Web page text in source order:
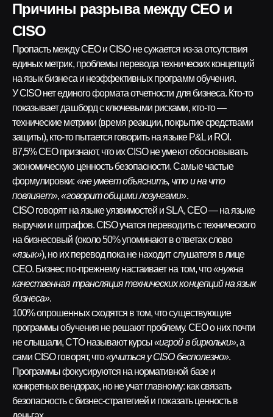
Причины разрыва между CEO и
CISO
Пропасть между CEO и CISO не сужается из-за отсутствия
единых метрик, проблемы перевода технических концепций
на язык бизнеса и неэффективных программ обучения.
У CISO нет единого формата отчетности для бизнеса. Кто-то
показывает дашборд с ключевыми рисками, кто-то —
технические метрики (время реакции, покрытие средствами
защиты), кто-то пытается говорить на языке P&L и ROI.
87,5% CEO признают, что их CISO не умеют обосновывать
экономическую ценность безопасности. Самые частые
формулировки: «не умеет объяснить, что и на что
повлияет»,«говорит общими лозунгами».
CISO говорят на языке уязвимостей и SLA, CEO — на языке
выручки и штрафов. CISO учатся переводить с технического
на бизнесовый (около 50% упоминают в ответах слово
«язык»), но их перевод пока не находит слушателя в лице
CEO. Бизнес по-прежнему настаивает на том, что«нужна
качественная трансляция технических концепций на язык
бизнеса».
100% опрошенных сходятся в том, что существующие
программы обучения не решают проблему. CEO о них почти
не слышали, CTO называют курсы«игрой в бирюльки», а
сами CISO говорят, что«учиться у CISO бесполезно».
Программы фокусируются на нормативной базе и
конкретных вендорах, но не учат главному: как связать
безопасность с бизнес-стратегией и показать ценность в